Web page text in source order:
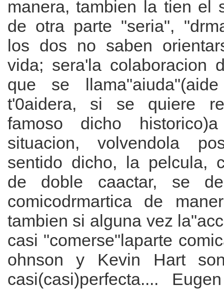
manera, tambien la tien el
de otra parte "seria",
los dos no saben
vida; sera'la colaboracion
que se
t'0aidera, si se quiere
famoso dicho
situacion, volvendola
sentido dicho, la pelcula,
de doble caactar, se
comicodrmartica de
tambien si alguna vez
casi "comerse"laparte
ohnson y Kevin Hart
casi(casi)perfecta.... Eugen